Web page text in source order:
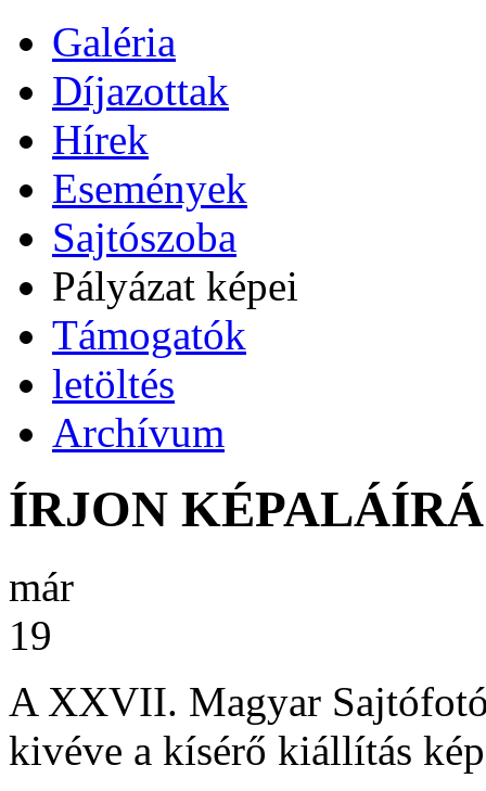
Galéria
Díjazottak
Hírek
Események
Sajtószoba
Pályázat képei
Támogatók
letöltés
Archívum
ÍRJON
már
19
A XXVII. Magyar
kivéve a kísérő kiállítás